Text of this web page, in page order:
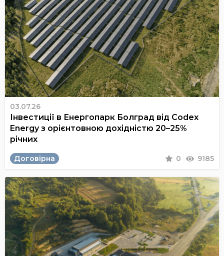
03.07.26
Інвестиції в Енергопарк Болград від Codex
Energy з орієнтовною дохідністю 20–25%
річних
Договірна 0 9185